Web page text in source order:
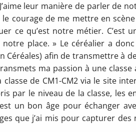
leur manière de parler de
courage de me mettre en
ce qu’est notre métier. C’est
place. » Le céréalier a
Céréales) afin de transmettre à
ma passion à une classe
classe de CM1-CM2 via le site
par le niveau de la classe, les
un bon âge pour échanger
que j’ai mis pour capturer des